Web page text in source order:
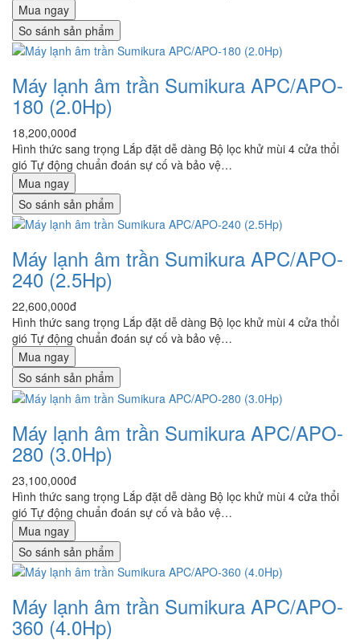
Mua ngay
So sánh sản phẩm
Máy lạnh âm trần Sumikura APC/APO-
180 (2.0Hp)
18,200,000đ
Hình thức sang trọng Lắp đặt dễ dàng Bộ lọc khử mùi 4 cửa thổi
gió Tự động chuẩn đoán sự cố và bảo vệ…
Mua ngay
So sánh sản phẩm
Máy lạnh âm trần Sumikura APC/APO-
240 (2.5Hp)
22,600,000đ
Hình thức sang trọng Lắp đặt dễ dàng Bộ lọc khử mùi 4 cửa thổi
gió Tự động chuẩn đoán sự cố và bảo vệ…
Mua ngay
So sánh sản phẩm
Máy lạnh âm trần Sumikura APC/APO-
280 (3.0Hp)
23,100,000đ
Hình thức sang trọng Lắp đặt dễ dàng Bộ lọc khử mùi 4 cửa thổi
gió Tự động chuẩn đoán sự cố và bảo vệ…
Mua ngay
So sánh sản phẩm
Máy lạnh âm trần Sumikura APC/APO-
360 (4.0Hp)